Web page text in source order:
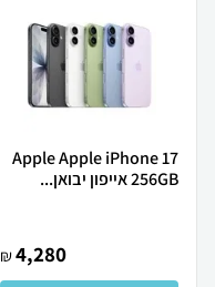
Apple Apple iPhone 17
256GB אייפון יבואן...
4,280
₪